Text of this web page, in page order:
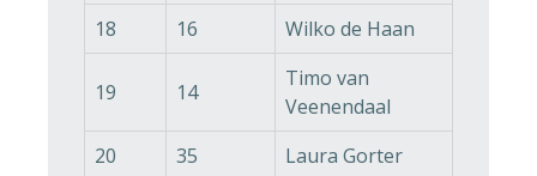
18
16 Wilko de Haan
19 14
Timo van
Veenendaal
20
35
Laura Gorter